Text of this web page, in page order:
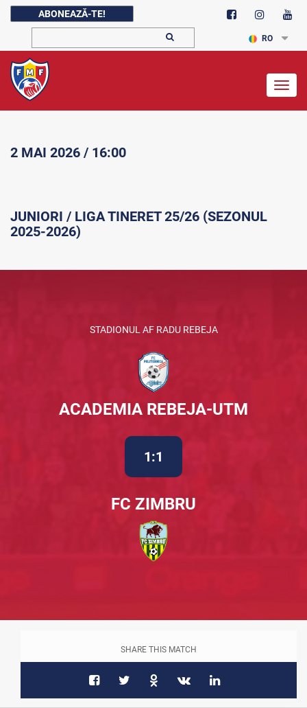
ABONEAZĂ-TE!
RO
2 MAI 2026 / 16:00
JUNIORI / LIGA TINERET 25/26 (SEZONUL
2025-2026)
STADIONUL AF RADU REBEJA
ACADEMIA REBEJA-UTM
1:1
FC ZIMBRU
SHARE THIS MATCH